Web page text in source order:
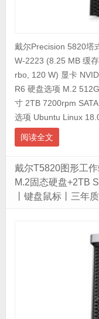
戴尔Precision 5820塔
W-2223 (8.25 MB 缓
rbo, 120 W) 显卡
R6 硬盘选项 M.2
寸 2TB 7200rpm
选项 Ubuntu Linux
阅读全文
戴尔T5820图形工
M.2固态硬盘+2TB
丨键盘鼠标丨三年